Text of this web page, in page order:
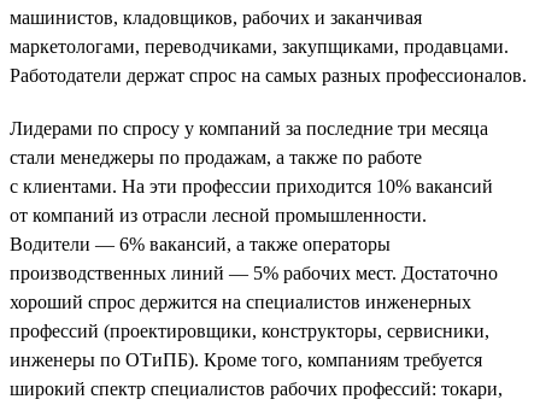
машинистов, кладовщиков, рабочих и заканчивая
маркетологами, переводчиками, закупщиками, продавцами.
Работодатели держат спрос на самых разных профессионалов.
Лидерами по спросу у компаний за последние три месяца
стали менеджеры по продажам, а также по работе
с клиентами. На эти профессии приходится 10% вакансий
от компаний из отрасли лесной промышленности.
Водители — 6% вакансий, а также операторы
производственных линий — 5% рабочих мест. Достаточно
хороший спрос держится на специалистов инженерных
профессий (проектировщики, конструкторы, сервисники,
инженеры по ОТиПБ). Кроме того, компаниям требуется
широкий спектр специалистов рабочих профессий: токари,